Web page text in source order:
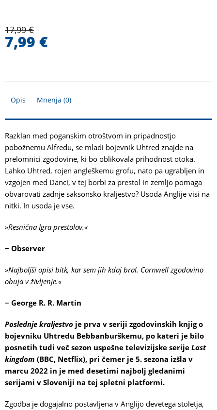
17,99€
7,99 €
Opis Mnenja (0)
Razklan med poganskim otroštvom in pripadnostjo
pobožnemu Alfredu, se mladi bojevnik Uhtred znajde na
prelomnici zgodovine, ki bo oblikovala prihodnost otoka.
Lahko Uhtred, rojen angleškemu grofu, nato pa ugrabljen in
vzgojen med Danci, v tej borbi za prestol in zemljo pomaga
obvarovati zadnje saksonsko kraljestvo? Usoda Anglije visi na
nitki. In usoda je vse.
»Resnična Igra prestolov.«
− Observer
»Najboljši opisi bitk, kar sem jih kdaj bral. Cornwell zgodovino
obuja v življenje.«
− George R. R. Martin
Poslednje kraljestvo je prva v seriji zgodovinskih knjig o
bojevniku Uhtredu Bebbanburškemu, po kateri je bilo
posnetih tudi več sezon uspešne televizijske serije Last
kingdom (BBC, Netflix), pri čemer je 5. sezona izšla v
marcu 2022 in je med desetimi najbolj gledanimi
serijami v Sloveniji na tej spletni platformi.
Zgodba je dogajalno postavljena v Anglijo devetega stoletja,